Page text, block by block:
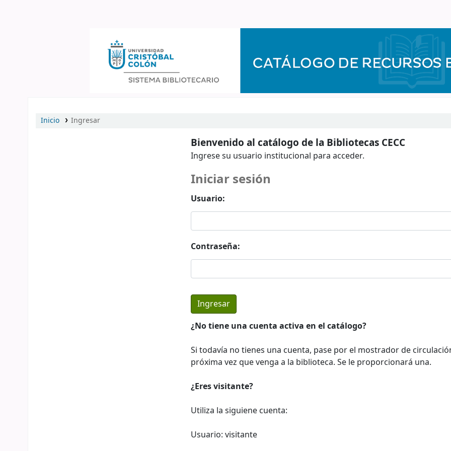
Inicio Ingresar
Bienvenido al catálogo de la Bibliotecas CECC
Ingrese su usuario institucional para acceder.
Iniciar sesión
Usuario:
Contraseña:
¿No tiene una cuenta activa en el catálogo?
Si todavía no tienes una cuenta, pase por el mostrador de
próxima vez que venga a la biblioteca. Se le proporcionará una.
¿Eres visitante?
Utiliza la siguiene cuenta:
Usuario: visitante